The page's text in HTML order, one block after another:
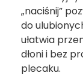
„naciśnij”
do
ułatwia
dłoni i bez
plecaku.